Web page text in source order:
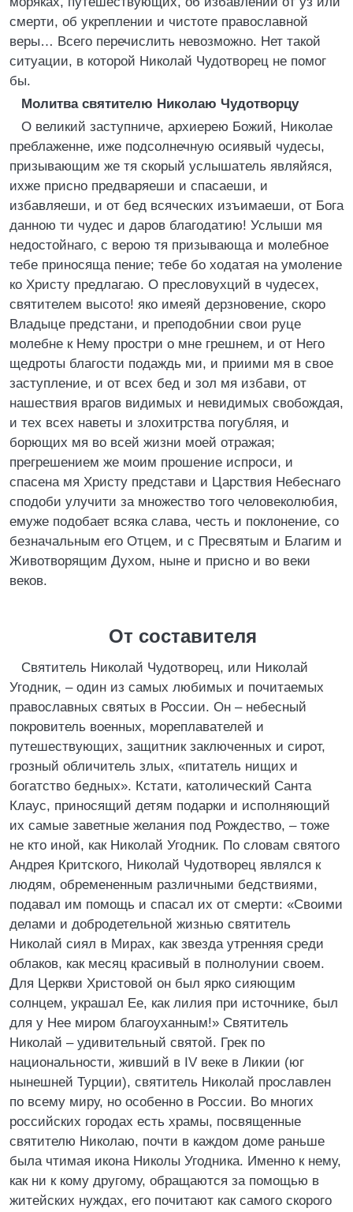
смерти, об укреплении и чистоте православной
веры… Всего перечислить невозможно. Нет такой
ситуации, в которой Николай Чудотворец не помог
бы.
Молитва святителю Николаю Чудотворцу
О великий заступниче, архиерею Божий, Николае
преблаженне, иже подсолнечную осиявый чудесы,
призывающим же тя скорый услышатель являйяся,
ихже присно предваряеши и спасаеши, и
избавляеши, и от бед всяческих изъимаеши, от Бога
данною ти чудес и даров благодатию! Услыши мя
недостойнаго, с верою тя призывающа и молебное
тебе приносяща пение; тебе бо ходатая на умоление
ко Христу предлагаю. О пресловухций в чудесех,
святителем высото! яко имеяй дерзновение, скоро
Владыце предстани, и преподобнии свои руце
молебне к Нему простри о мне грешнем, и от Него
щедроты благости подаждь ми, и приими мя в свое
заступление, и от всех бед и зол мя избави, от
нашествия врагов видимых и невидимых свобождая,
и тех всех наветы и злохитрства погубляя, и
борющих мя во всей жизни моей отражая;
прегрешением же моим прошение испроси, и
спасена мя Христу представи и Царствия Небеснаго
сподоби улучити за множество того человеколюбия,
емуже подобает всяка слава, честь и поклонение, со
безначальным его Отцем, и с Пресвятым и Благим и
Животворящим Духом, ныне и присно и во веки
веков.
От составителя
Святитель Николай Чудотворец, или Николай
Угодник, – один из самых любимых и почитаемых
православных святых в России. Он – небесный
покровитель военных, мореплавателей и
путешествующих, защитник заключенных и сирот,
грозный обличитель злых, «питатель нищих и
богатство бедных». Кстати, католический Санта
Клаус, приносящий детям подарки и исполняющий
их самые заветные желания под Рождество, – тоже
не кто иной, как Николай Угодник. По словам святого
Андрея Критского, Николай Чудотворец являлся к
людям, обремененным различными бедствиями,
подавал им помощь и спасал их от смерти: «Своими
делами и добродетельной жизнью святитель
Николай сиял в Мирах, как звезда утренняя среди
облаков, как месяц красивый в полнолунии своем.
Для Церкви Христовой он был ярко сияющим
солнцем, украшал Ее, как лилия при источнике, был
для у Нее миром благоуханным!» Святитель
Николай – удивительный святой. Грек по
национальности, живший в IV веке в Ликии (юг
нынешней Турции), святитель Николай прославлен
по всему миру, но особенно в России. Во многих
российских городах есть храмы, посвященные
святителю Николаю, почти в каждом доме раньше
была чтимая икона Николы Угодника. Именно к нему,
как ни к кому другому, обращаются за помощью в
житейских нуждах, его почитают как самого скорого